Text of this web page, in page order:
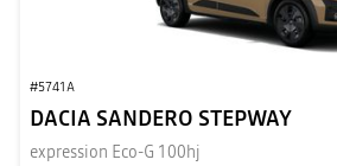
#5741A
DACIA SANDERO STEPWAY
expression Eco-G 100hj